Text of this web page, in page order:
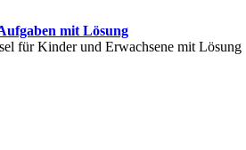
mit Lösung
für Kinder und Erwachsene mit Lösung